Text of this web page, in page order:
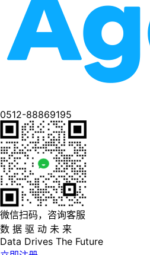
0512-88869195
微信扫码，咨询客服
数 据 驱 动 未 来
Data Drives The Future